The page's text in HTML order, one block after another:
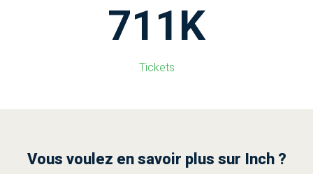
716K
Tickets
Vous voulez en savoir plus sur Inch ?